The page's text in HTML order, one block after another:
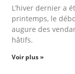
L’hiver dernier a
printemps, le
augure des
hâtifs.
Voir plus »